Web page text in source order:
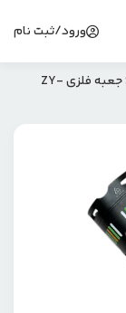
ورود/ثبت نام
/ چراغ قوه پلیسی SMALL SUN جعبه فلزی ZY-